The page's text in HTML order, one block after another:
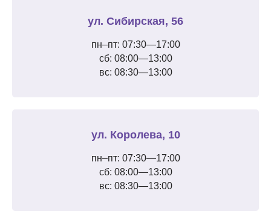
ул. Сибирская, 56
пн–пт: 07:30—17:00
сб: 08:00—13:00
вс: 08:30—13:00
ул. Королева, 10
пн–пт: 07:30—17:00
сб: 08:00—13:00
вс: 08:30—13:00